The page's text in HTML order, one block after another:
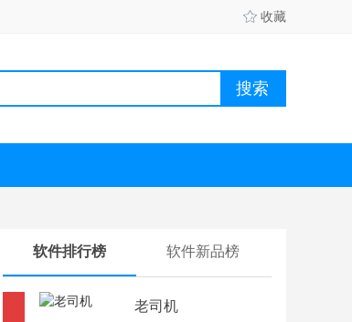
收藏
软件排行榜 软件新品榜
老司机